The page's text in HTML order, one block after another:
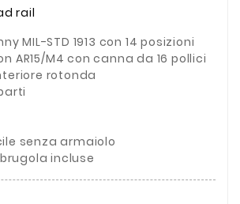
rail
MIL-STD 1913 con 14 posizioni
AR15/M4 con canna da 16 pollici
rotonda
senza armaiolo
incluse